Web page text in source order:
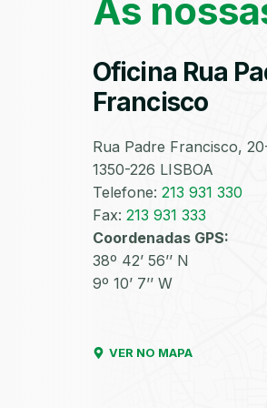
As
Oficina Rua
Francisco
Rua Padre Francisco,
1350-226 LISBOA
Telefone: 213 931 330
Fax: 213 931 333
Coordenadas GPS:
38º 42’ 56’’ N
9º 10’ 7’’ W
VER NO MAPA